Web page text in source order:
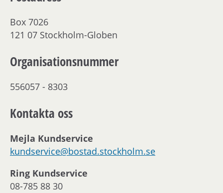
Box 7026
121 07 Stockholm-Globen
Organisationsnummer
556057 - 8303
Kontakta oss
Mejla Kundservice
kundservice@bostad.stockholm.se
Ring Kundservice
08-785 88 30